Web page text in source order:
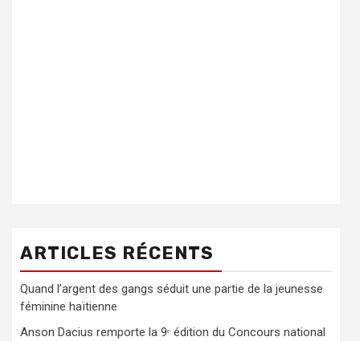
ARTICLES RÉCENTS
Quand l’argent des gangs séduit une partie de la jeunesse
féminine haïtienne
Anson Dacius remporte la 9ᵉ édition du Concours national